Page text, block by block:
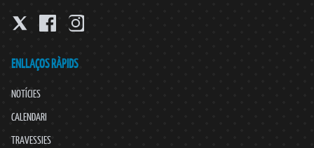
ENLLAÇOS RÀPIDS
NOTÍCIES
CALENDARI
TRAVESSIES